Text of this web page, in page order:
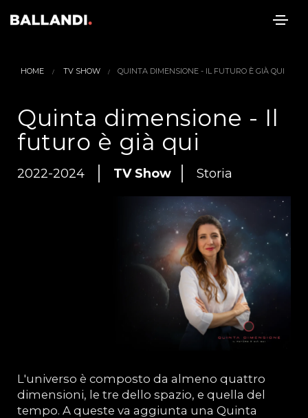
HOME TV SHOW QUINTA DIMENSIONE - IL FUTURO È GIÀ QUI
Quinta dimensione - Il
futuro è già qui
2022-2024 TV Show Storia
L'universo è composto da almeno quattro
dimensioni, le tre dello spazio, e quella del
tempo. A queste va aggiunta una Quinta